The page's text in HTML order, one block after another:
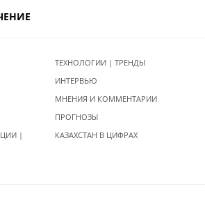
|
ТЕХНОЛОГИИ | ТРЕНДЫ
ИНТЕРВЬЮ
МНЕНИЯ И КОММЕНТАРИИ
ПРОГНОЗЫ
КАЗАХСТАН В ЦИФРАХ